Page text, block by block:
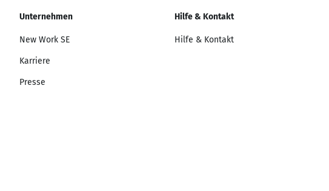
Unternehmen
New Work SE
Karriere
Presse
Hilfe & Kontakt
Hilfe & Kontakt